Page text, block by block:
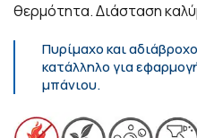
θερμότητα. Διάσταση
Πυρίμαχο και
κατάλληλο για
μπάνιου.